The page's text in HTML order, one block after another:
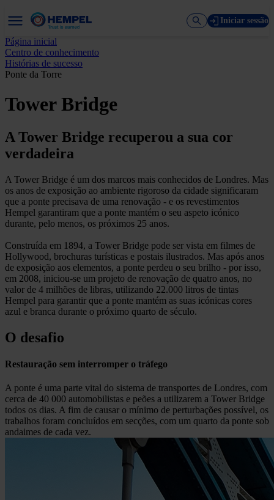
Iniciar sessão
Página inicial
Centro de conhecimento
Histórias de sucesso
Ponte da Torre
Tower Bridge
A Tower Bridge recuperou a sua cor
verdadeira
A Tower Bridge é um dos marcos mais conhecidos de Londres. Mas
os anos de exposição ao ambiente rigoroso da cidade significaram
que a ponte precisava de uma renovação - e os revestimentos
Hempel garantiram que a ponte mantém o seu aspeto icónico
durante, pelo menos, os próximos 25 anos.
Construída em 1894, a Tower Bridge pode ser vista em filmes de
Hollywood, brochuras turísticas e postais ilustrados. Mas após anos
de exposição aos elementos, a ponte perdeu o seu brilho - por isso,
em 2008, iniciou-se um projeto de renovação de quatro anos, no
valor de 4 milhões de libras, utilizando 22.000 litros de tintas
Hempel para garantir que a ponte mantém as suas icónicas cores
azul e branca durante o próximo quarto de século.
O desafio
Restauração sem interromper o tráfego
A ponte é uma parte vital do sistema de transportes de Londres, com
cerca de 40 000 automobilistas e peões a utilizarem a Tower Bridge
todos os dias. A fim de causar o mínimo de perturbações possível, os
trabalhos foram concluídos em secções, com um quarto da ponte sob
andaimes de cada vez.